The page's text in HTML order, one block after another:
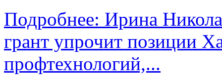
Подробнее: Ирина
грант упрочит позиции
профтехнологий,...